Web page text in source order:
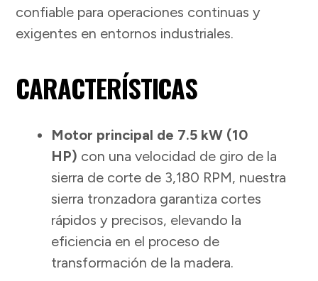
confiable para operaciones continuas y
exigentes en entornos industriales.
CARACTERÍSTICAS
Motor principal de 7.5 kW (10
HP) con una velocidad de giro de la
sierra de corte de 3,180 RPM, nuestra
sierra tronzadora garantiza cortes
rápidos y precisos, elevando la
eficiencia en el proceso de
transformación de la madera.